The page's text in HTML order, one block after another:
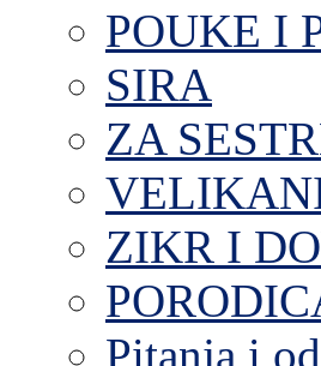
POUKE I
SIRA
ZA
ZIKR I
Pitanja i